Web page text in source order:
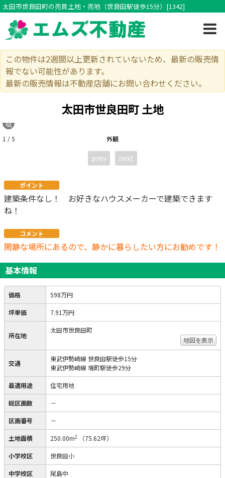
太田市世良田町の売買土地・売地（世良田駅徒歩15分）[1342]
この物件は2週間以上更新されていないため、最新の販売情
報でない可能性があります。
最新の販売情報は不動産店舗にお問い合わせください。
太田市世良田町 土地
外観
1 / 5
prev next
ポイント
建築条件なし！ お好きなハウスメーカーで建築できます
ね！
コメント
閑静な場所にあるので、静かに暮らしたい方にお勧めです！
基本情報
価格 598万円
坪単価 7.91万円
所在地
太田市世良田町
地図を表示
交通
東武伊勢崎線 世良田駅徒歩15分
東武伊勢崎線 境町駅徒歩29分
最適用途 住宅用地
総区画数 －
区画番号 －
土地面積 250.00m2 （75.62坪）
小学校区 世良田小
中学校区 尾島中